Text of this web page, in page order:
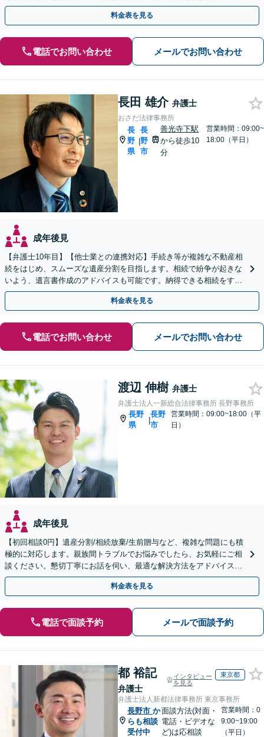
話相談可】
料金表を見る
電話でお問い合わせ メールでお問い合わせ
長田 雄介 弁護士
おさだ法律事務所
長
野
県
|
長
野
市
善光寺下駅
から徒歩10
分
営業時間：09:00~
18:00（平日）
成年後見
【弁護士10年目】【他士業との連携対応】手続き等が複雑な不動産相
続をはじめ、スムーズな遺産分割を目指します。相続で紛争が起きな
いよう、遺言書作成のアドバイスも可能です。納得できる相続をする
ため、お早めにご相談ください。【休日・夜間相談可】
料金表を見る
電話でお問い合わせ メールでお問い合わせ
渡辺 伸樹 弁護士
弁護士法人一新総合法律事務所 長野事務所
長野
県
|
長野
市
営業時間：09:00~18:00（平
日）
成年後見
【初回相談0円】遺産分割/相続放棄/生前贈与など、複雑な問題にも積
極的に対応します。親族間トラブルでお悩みでしたら、お気軽にご相
談ください。懇切丁寧にお話を伺い、最適な解決方法をアドバイスし
ます。【相続は法律のプロにお任せ】
料金表を見る
電話で面談予約 メールで面談予約
都 裕記
弁護士
インタビュー
を見る
東京都
弁護士法人新都法律事務所 東京事務所
長野市 か
らも相談
受付中
面談方法(対面・
電話・ビデオな
ど)は応相談
営業時間：0
9:00~19:00
（平日）